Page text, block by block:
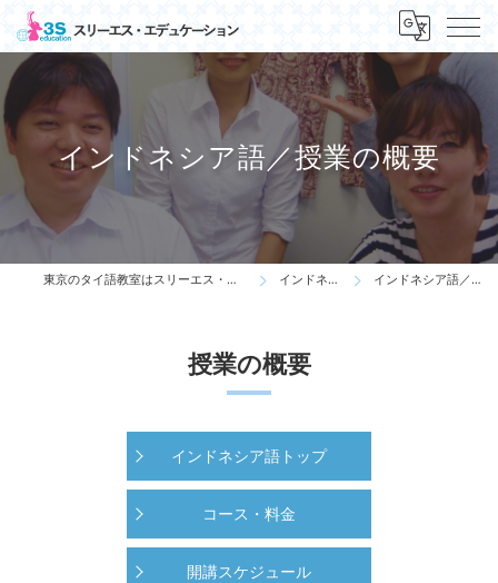
インドネシア語／授業の概要
東京のタイ語教室はスリーエス・エデュケーション インドネシア語 インドネシア語／授業の概要
授業の概要
インドネシア語トップ
コース・料金
開講スケジュール